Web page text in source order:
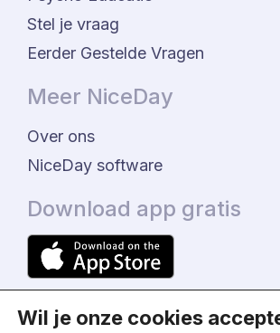
Stel je vraag
Eerder Gestelde Vragen
Meer NiceDay
Over ons
NiceDay software
Download app gratis
Wil je onze cookies